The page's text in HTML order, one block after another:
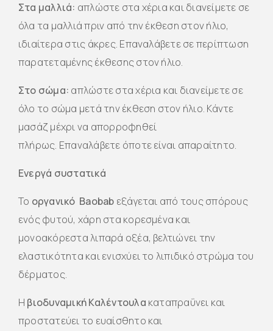
Στα μαλλιά: απλώστε στα χέρια και διανείμετε σε
όλα τα μαλλιά πριν από την έκθεση στον ήλιο,
ιδιαίτερα στις άκρες. Επαναλάβετε σε περίπτωση
παρατεταμένης έκθεσης στον ήλιο.
Στο σώμα: απλώστε στα χέρια και διανείμετε σε
όλο το σώμα μετά την έκθεση στον ήλιο. Κάντε
μασάζ μέχρι να απορροφηθεί
πλήρως. Επαναλάβετε όποτε είναι απαραίτητο.
Ενεργά συστατικά
To οργανικό Baobab εξάγεται από τους σπόρους
ενός φυτού, χάρη στα κορεσμένα και
μονοακόρεστα λιπαρά οξέα, βελτιώνει την
ελαστικότητα και ενισχύει το λιπιδικό στρώμα του
δέρματος.
Η βιοδυναμική Καλέντουλα καταπραΰνει και
προστατεύει το ευαίσθητο και